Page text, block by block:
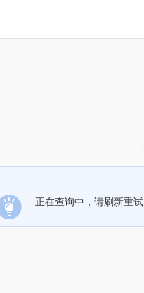
正在查询中，请刷新重试